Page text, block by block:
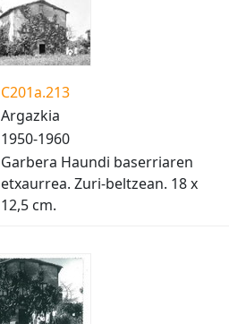
C201a.213
Argazkia
1950-1960
Garbera Haundi baserriaren
etxaurrea. Zuri-beltzean. 18 x
12,5 cm.